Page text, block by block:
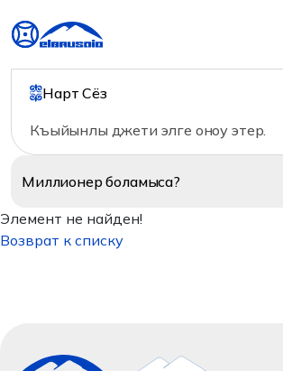
Нарт Сёз
Къыйынлы джети элге оноу этер.
Миллионерболамыса?
Элемент не найден!
Возврат к списку